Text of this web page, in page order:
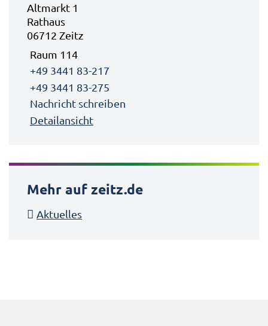
Altmarkt 1
Rathaus
06712 Zeitz
Raum 114
+49 3441 83-217
+49 3441 83-275
Nachricht schreiben
Detailansicht
Mehr auf zeitz.de
Aktuelles